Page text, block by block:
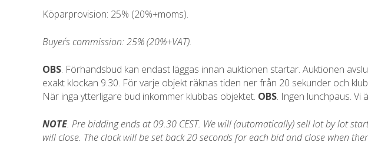
Köparprovision: 25% (20%+moms).
Buyer´s commission: 25% (20%+VAT).
OBS. Förhandsbud kan endast läggas innan auktionen startar. Auktionen
exakt klockan 9.30. För varje objekt räknas tiden ner från 20 sekunder och
När inga ytterligare bud inkommer klubbas objektet. OBS. Ingen lunchpaus. Vi
NOTE. Pre bidding ends at 09.30 CEST. We will (automatically) sell lot by lot
will close. The clock will be set back 20 seconds for each bid and close when